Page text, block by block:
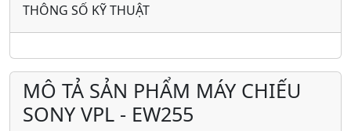
THÔNG SỐ KỸ THUẬT
MÔ TẢ SẢN PHẨM MÁY CHIẾU
SONY VPL - EW255